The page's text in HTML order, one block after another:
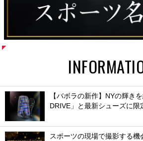
【バボラの新作】NYの輝き
DRIVE」と最新シューズに限
スポーツの現場で撮影する